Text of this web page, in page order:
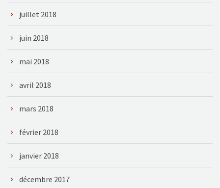
juillet 2018
juin 2018
mai 2018
avril 2018
mars 2018
février 2018
janvier 2018
décembre 2017